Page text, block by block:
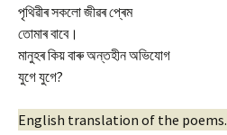
পৃথিৱীৰ সকলো জীৱৰ প্ৰেম
তোমাৰ বাবে।
মানুহৰ কিয় বাৰু অন্তহীন অভিযোগ
যুগে যুগে?
English translation of the poems.